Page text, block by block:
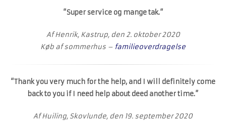
“Super service og mange tak.“
Af Henrik, Kastrup, den 2. oktober 2020
Køb af sommerhus – familieoverdragelse
“Thank you very much for the help, and I will definitely come
back to you if I need help about deed another time.”
Af Huiling, Skovlunde, den 19. september 2020